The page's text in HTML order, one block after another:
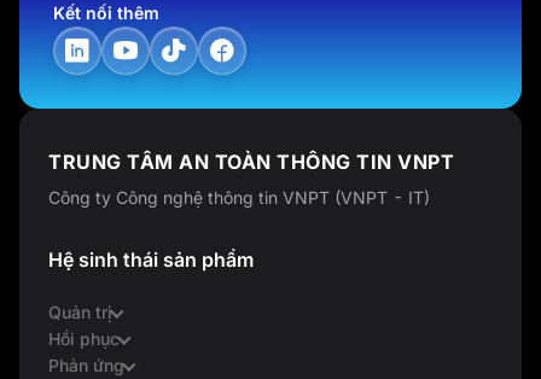
Kết nối thêm
TRUNG TÂM AN TOÀN THÔNG TIN VNPT
Công ty Công nghệ thông tin VNPT (VNPT - IT)
Hệ sinh thái sản phẩm
Quản trị
Hồi phục
Phản ứng